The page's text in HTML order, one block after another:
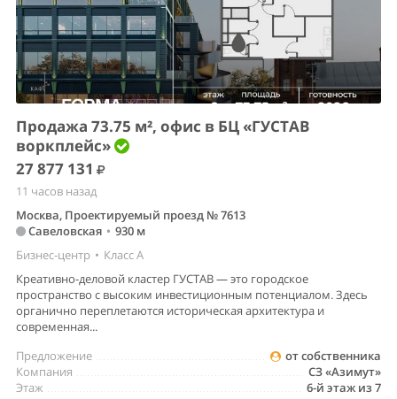
Продажа 73.75 м², офис в БЦ «ГУСТАВ
воркплейс»
27 877 131
11 часов назад
Москва, Проектируемый проезд № 7613
Савеловская • 930 м
Бизнес-центр • Класс A
Креативно-деловой кластер ГУСТАВ — это городское
пространство с высоким инвестиционным потенциалом. Здесь
органично переплетаются историческая архитектура и
современная...
от собственника
Предложение
СЗ «Азимут»
Компания
6-й этаж из 7
Этаж